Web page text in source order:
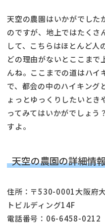
天空の農園はいかがでした
のですが、地上ではたくさ
して、こちらはほとんど人
どの理由がないとここまで
んね。ここまでの道はハイ
で、都会の中のハイキング
ょっとゆっくりしたいとき
ってみてはいかがでしょう
すよ。
天空の農園の詳細情
住所：〒530-0001大阪府
トビルディング14F
電話番号：06-6458-0212